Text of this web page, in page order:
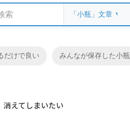
だけで良い みんなが保存した小瓶
消えてしまいたい